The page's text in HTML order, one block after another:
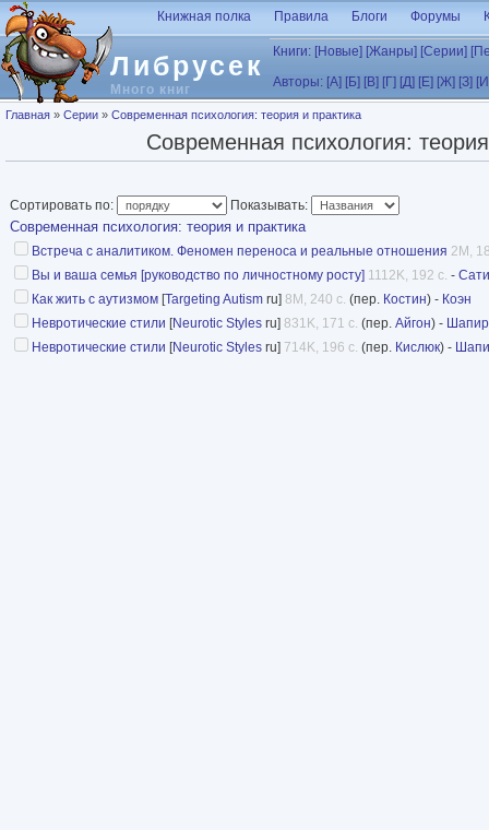
Перейти к основному содержанию
Либрусек
Много книг
Книжная полка Правила Блоги Форумы
Книги: [Новые] [Жанры] [Серии]
Авторы: [А] [Б] [В] [Г] [Д] [Е] [Ж] [З]
Вы здесь
Главная » Серии » Современная психология: теория и практика
Современная психология:
Сортировать по: Показывать:
Современная психология: теория и практика
Встреча с аналитиком. Феномен переноса и реальные отношения 2M,
Вы и ваша семья [руководство по личностному росту] 1112K, 192 с. -
Как жить с аутизмом [Targeting Autism ru] 8M, 240 с. (пер. Костин) - Коэн
Невротические стили [Neurotic Styles ru] 831K, 171 с. (пер. Айгон) -
Невротические стили [Neurotic Styles ru] 714K, 196 с. (пер. Кислюк) -